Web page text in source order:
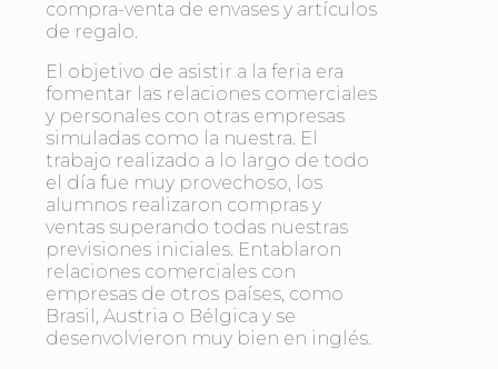
compra-venta de envases y artículos
de regalo.
El objetivo de asistir a la feria era
fomentar las relaciones comerciales
y personales con otras empresas
simuladas como la nuestra. El
trabajo realizado a lo largo de todo
el día fue muy provechoso, los
alumnos realizaron compras y
ventas superando todas nuestras
previsiones iniciales. Entablaron
relaciones comerciales con
empresas de otros países, como
Brasil, Austria o Bélgica y se
desenvolvieron muy bien en inglés.